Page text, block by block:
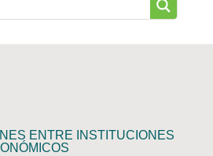
ENTRE INSTITUCIONES